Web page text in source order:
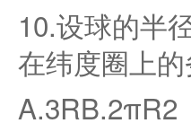
10.设球的半
在纬度圈上
A.3RB.2πR2